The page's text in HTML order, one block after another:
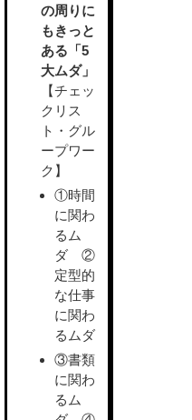
の周りに
もきっと
ある「5
大ムダ」
【チェッ
クリス
ト・グル
ープワー
ク】
①時間
に関わ
るム
ダ ②
定型的
な仕事
に関わ
るムダ
③書類
に関わ
るム